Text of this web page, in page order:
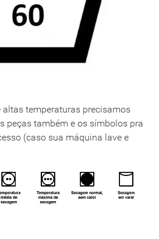
temperaturas precisamos
peças também e os símbolos pra
(caso sua máquina lave e